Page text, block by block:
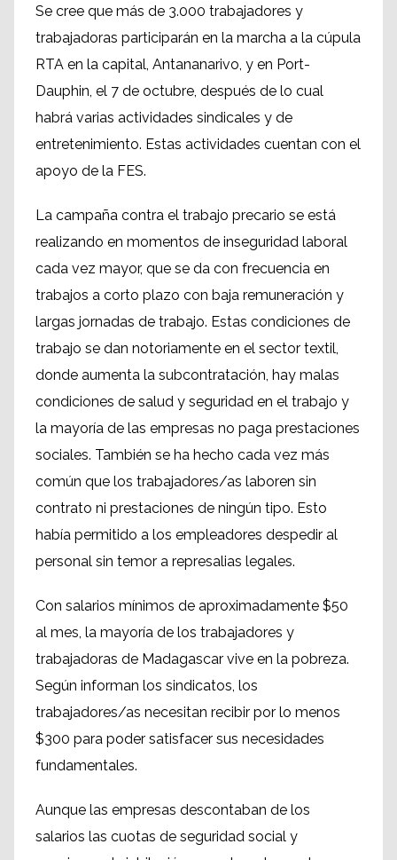
Se cree que más de 3.000 trabajadores y
trabajadoras participarán en la marcha a la cúpula
RTA en la capital, Antananarivo, y en Port-
Dauphin, el 7 de octubre, después de lo cual
habrá varias actividades sindicales y de
entretenimiento. Estas actividades cuentan con el
apoyo de la FES.
La campaña contra el trabajo precario se está
realizando en momentos de inseguridad laboral
cada vez mayor, que se da con frecuencia en
trabajos a corto plazo con baja remuneración y
largas jornadas de trabajo. Estas condiciones de
trabajo se dan notoriamente en el sector textil,
donde aumenta la subcontratación, hay malas
condiciones de salud y seguridad en el trabajo y
la mayoría de las empresas no paga prestaciones
sociales. También se ha hecho cada vez más
común que los trabajadores/as laboren sin
contrato ni prestaciones de ningún tipo. Esto
había permitido a los empleadores despedir al
personal sin temor a represalias legales.
Con salarios mínimos de aproximadamente $50
al mes, la mayoría de los trabajadores y
trabajadoras de Madagascar vive en la pobreza.
Según informan los sindicatos, los
trabajadores/as necesitan recibir por lo menos
$300 para poder satisfacer sus necesidades
fundamentales.
Aunque las empresas descontaban de los
salarios las cuotas de seguridad social y